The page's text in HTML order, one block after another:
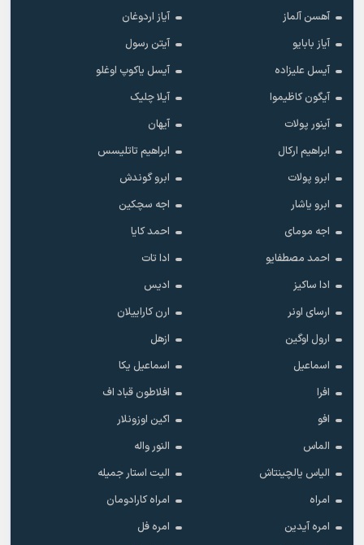
آهسن آلماز
آیاز اردوغان
آیاز بابایو
آیتن رسول
آیسل علیزاده
آیسل یاکوپ اوغلو
آیگون کاظیموا
آیلا چلیک
آینور پولات
آیهان
ابراهیم ارکال
ابراهیم تاتلیسس
ابرو پولات
ابرو گوندش
ابرو یاشار
اجه سچکین
اجه مومای
احمد کایا
احمد مصطفایو
ادا تات
ادا ساکیز
ادیس
ارسای اونر
ارن کاراییلان
ارول اوگین
ازهل
اسماعیل
اسماعیل یکا
افرا
افلاطون قباد اف
افو
اکین اوزونلار
الماس
النور واله
الیاس یالچینتاش
الیت استار جمیله
امراه
امراه کارادومان
امره آیدین
امره فل